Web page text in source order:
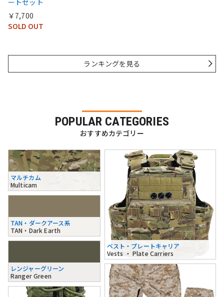
￥7,700
SOLD OUT
ランキングを見る
POPULAR CATEGORIES
おすすめカテゴリー
マルチカム
Multicam
TAN・ダークアース系
TAN・Dark Earth
レンジャーグリーン
Ranger Green
ベスト・プレートキャリア
Vests ・ Plate Carriers